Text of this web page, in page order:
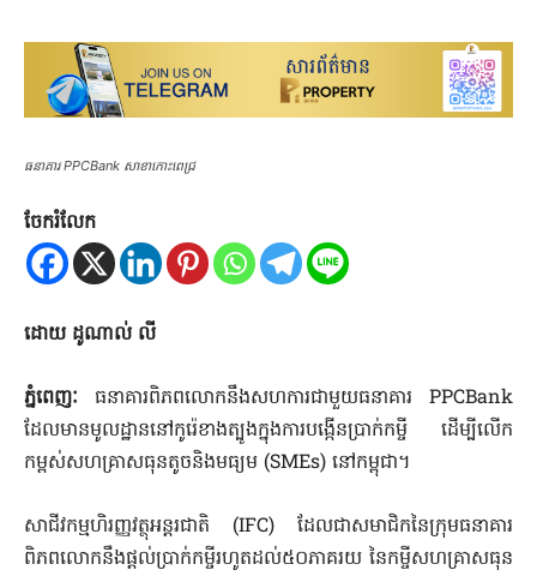
ធនាគារ PPCBank សាខាកោះពេជ្រ
ចែករំលែក
ដោយ​ ដូ​ណាល់​ លី​
ភ្នំ​ពេញៈ ​ ធនាគារពិភពលោក​នឹង​សហការ​ជាមួយ​ធនាគារ​ PPCBank​
ដែល​មាន​មូលដ្ឋាន​នៅ​កូរ៉េ​ខាងត្បូង​ក្នុង​ការ​បង្កើន​ប្រាក់កម្ចី​ ដើម្បី​លើក
កម្ពស់​សហគ្រាស​ធុន​តូច​និង​មធ្យម​ (SMEs​) នៅ​កម្ពុជា​។
សាជីវកម្ម​ហិរញ្ញវត្ថុ​អន្ដរ​ជាតិ​ (IFC​) ដែល​ជាស​មា​ជិ​កនៃ​ក្រុម​ធនាគារ
ពិភពលោក​នឹង​ផ្តល់​ប្រាក់កម្ចី​រហូតដល់៥០ភាគរយ​ នៃ​កម្ចី​សហគ្រាស​ធុន​